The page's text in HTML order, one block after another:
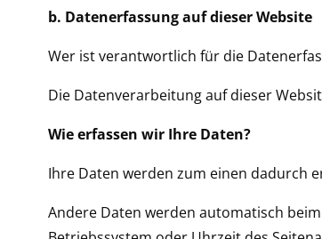
b. Datenerfassung auf dieser Website
Wer ist verantwortlich für die
Die Datenverarbeitung auf dieser
Wie erfassen wir Ihre Daten?
Ihre Daten werden zum einen dadurch
Andere Daten werden automatisch